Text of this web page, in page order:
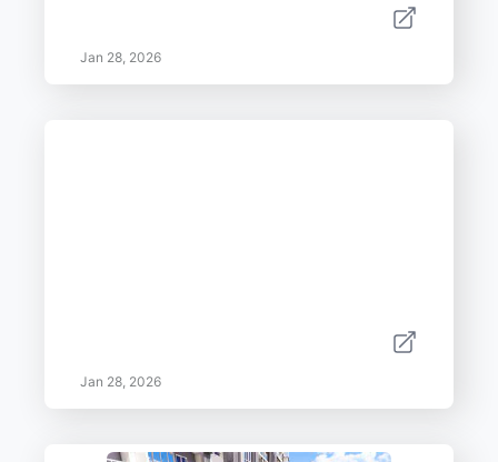
Jan 28, 2026
Jan 28, 2026